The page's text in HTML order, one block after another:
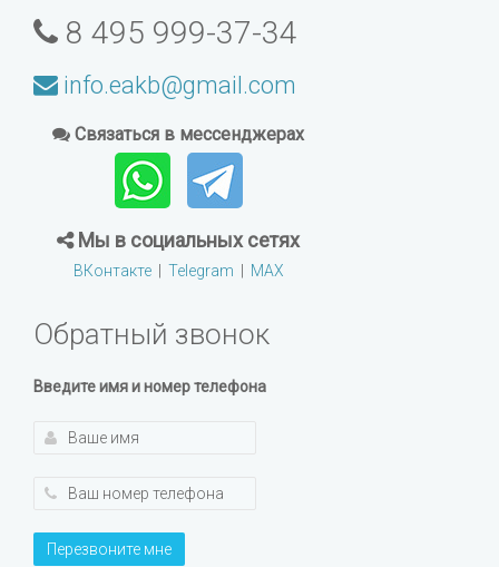
8 495 999-37-34
info.eakb@gmail.com
Связаться в мессенджерах
Мы в социальных сетях
ВКонтакте| Telegram | MAX
Обратный звонок
Введите имя и номер телефона
Перезвоните мне